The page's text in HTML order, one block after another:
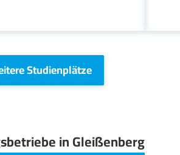
Studienplätze
in Gleißenberg